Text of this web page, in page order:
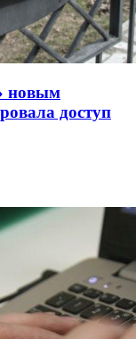
новым
доступ